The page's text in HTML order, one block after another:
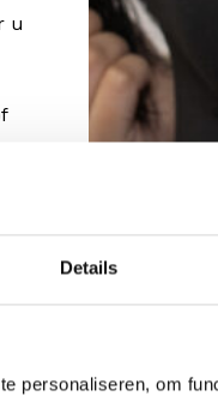
Details
personaliseren, om
u